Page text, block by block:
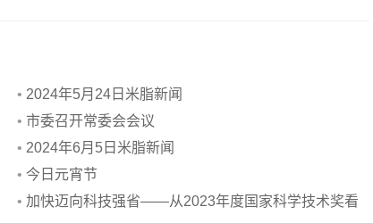
• 2024年5月24日米脂新闻
• 市委召开常委会会议
• 2024年6月5日米脂新闻
• 今日元宵节
• 加快迈向科技强省——从2023年度国家科学技术奖看